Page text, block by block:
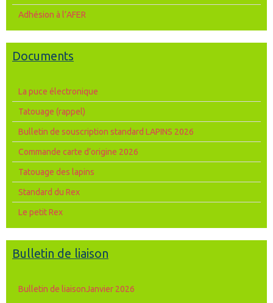
Adhésion à l’AFER
Documents
La puce électronique
Tatouage (rappel)
Bulletin de souscription standard LAPINS 2026
Commande carte d’origine 2026
Tatouage des lapins
Standard du Rex
Le petit Rex
Bulletin de liaison
Bulletin de liaisonJanvier 2026